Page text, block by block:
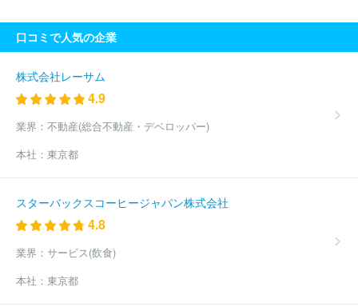
命保険株式会社
ソニー生命保険株式会社
フコクしんらい生命保
険株式会社
ニッセイ・ウェルス生命保険株式会社
株式会社
株式会社スマイルハートライフ
クレディ・アグリコル
生命保険株式会社
険株式会社
カーディフ生命保険株式会社
保険株式会社
株式会社Ｔｏｔａｌ Ｌｉｆｅ Ｄｅｓｉｇｎ
式会社エコスマート
なないろ生命保険株式会社
口コミで人気の企業
株式会社レーサム
4.9
業界： 不動産(総合不動産・デベロッパー)
本社： 東京都
スターバックスコーヒージャパン株式会社
4.8
業界： サービス(飲食)
本社： 東京都